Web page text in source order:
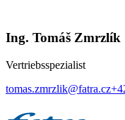
Ing. Tomáš Zmrzlík
Vertriebsspezialist
tomas.zmrzlik@fatra.cz